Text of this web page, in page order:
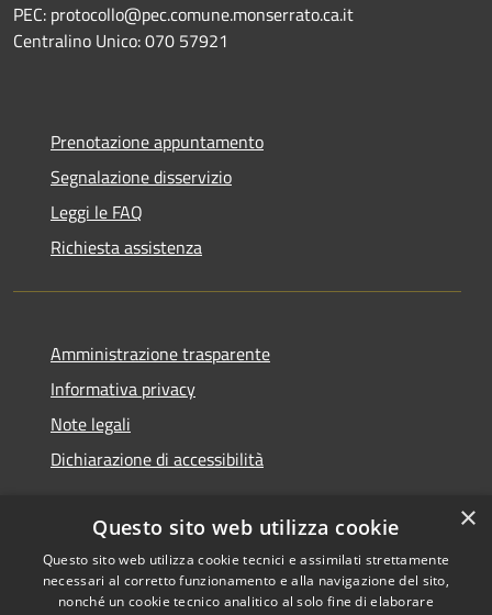
PEC: protocollo@pec.comune.monserrato.ca.it
Centralino Unico: 070 57921
Prenotazione appuntamento
Segnalazione disservizio
Leggi le FAQ
Richiesta assistenza
Amministrazione trasparente
Informativa privacy
Note legali
Dichiarazione di accessibilità
RSS
Accessibilità
Copyright © 2026 • Comune di
Monserrato • Powered by
×
Questo sito web utilizza cookie
Questo sito web utilizza cookie tecnici e assimilati strettamente
necessari al corretto funzionamento e alla navigazione del sito,
nonché un cookie tecnico analitico al solo fine di elaborare